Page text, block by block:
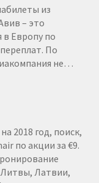
ОТ
€
15
из
– это
в Европу по
По
не…
2018 год, поиск,
по акции за €9.
Латвии,